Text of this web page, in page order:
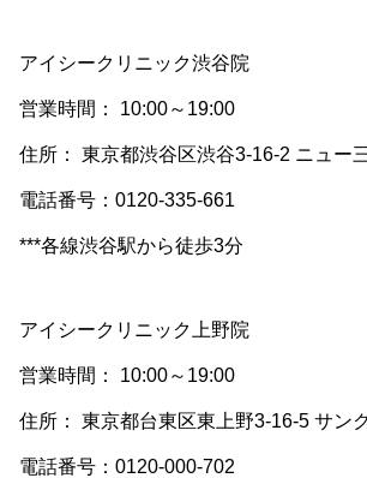
アイシークリニック渋谷院
営業時間： 10:00～19:00
住所： 東京都渋谷区渋谷3-16-2 ニュー
電話番号：0120-335-661
***各線渋谷駅から徒歩3分
アイシークリニック上野院
営業時間： 10:00～19:00
住所： 東京都台東区東上野3-16-5 サン
電話番号：0120-000-702